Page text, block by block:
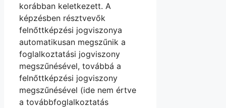
korábban keletkezett. A
képzésben résztvevők
felnőttképzési jogviszonya
automatikusan megszűnik a
foglalkoztatási jogviszony
megszűnésével, továbbá a
felnőttképzési jogviszony
megszűnésével (ide nem értve
a továbbfoglalkoztatás